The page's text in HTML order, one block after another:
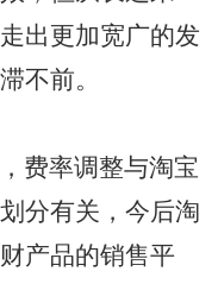
出更加宽广的发
不前。
费率调整与淘宝
分有关，今后淘
产品的销售平